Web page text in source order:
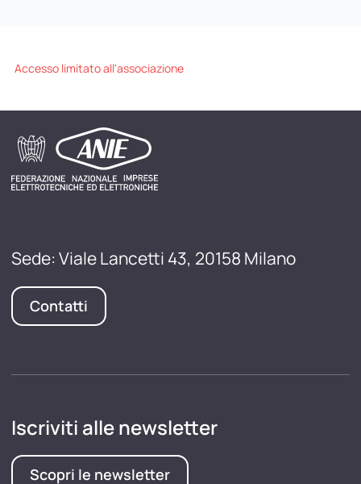
Accesso limitato all'associazione
Sede: Viale Lancetti 43, 20158 Milano
Contatti
Iscriviti alle newsletter
Scopri le newsletter